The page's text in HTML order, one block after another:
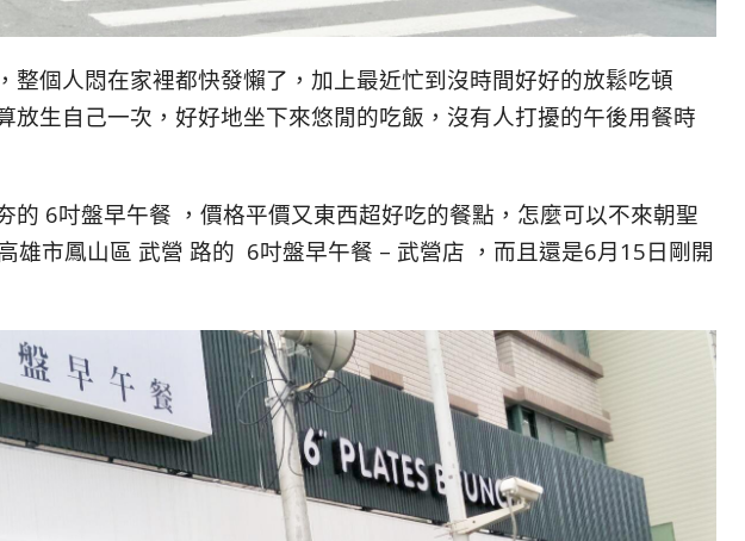
整個人悶在家裡都快發懶了，加上最近忙到沒時間好好的放鬆吃頓
放生自己一次，好好地坐下來悠閒的吃飯，沒有人打擾的午後用餐時
的 6吋盤早午餐 ，價格平價又東西超好吃的餐點，怎麼可以不來朝聖
雄市鳳山區 武營 路的 6吋盤早午餐 – 武營店 ，而且還是6月15日剛開